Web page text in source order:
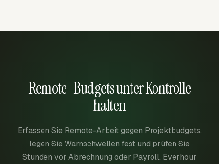
Remote-Budgets unter Kontrolle
halten
Erfassen Sie Remote-Arbeit gegen Projektbudgets,
legen Sie Warnschwellen fest und prüfen Sie
Stunden vor Abrechnung oder Payroll. Everhour